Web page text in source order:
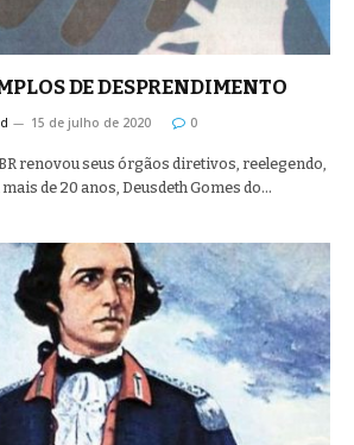
DE DESPRENDIMENTO
15 de julho de 2020 0
renovou seus órgãos diretivos, reelegendo,
de 20 anos, Deusdeth Gomes do…